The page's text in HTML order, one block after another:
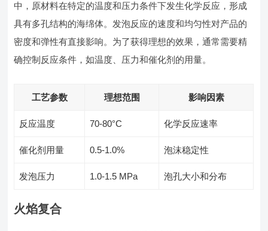
中，原材料在特定的温度和压力条件下发生化学反应，形成
具有多孔结构的海绵体。发泡反应的速度和均匀性对产品的
密度和弹性有直接影响。为了获得理想的效果，通常需要精
确控制反应条件，如温度、压力和催化剂的用量。
工艺参数 理想范围 影响因素
反应温度 70-80°C 化学反应速率
催化剂用量 0.5-1.0% 泡沫稳定性
发泡压力 1.0-1.5 MPa 泡孔大小和分布
火焰复合